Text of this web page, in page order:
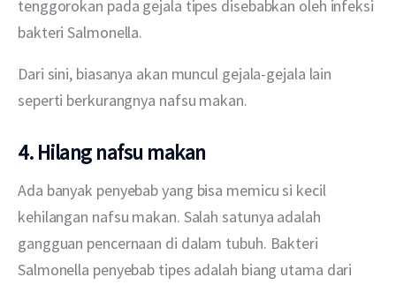
tenggorokan pada gejala tipes disebabkan oleh infeksi
bakteri Salmonella.
Dari sini, biasanya akan muncul gejala-gejala lain
seperti berkurangnya nafsu makan.
4. Hilang nafsu makan
Ada banyak penyebab yang bisa memicu si kecil
kehilangan nafsu makan. Salah satunya adalah
gangguan pencernaan di dalam tubuh. Bakteri
Salmonella penyebab tipes adalah biang utama dari